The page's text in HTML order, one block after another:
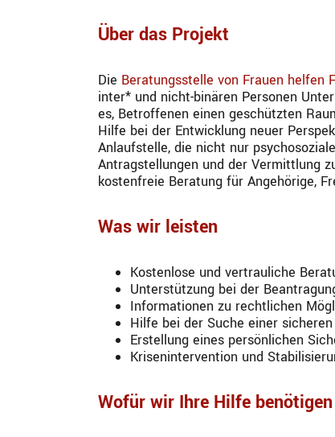
Über das Projekt
Die Beratungsstelle von Frauen helfen
inter* und nicht-binären Personen
es, Betroffenen einen geschützten
Hilfe bei der Entwicklung neuer
Anlaufstelle, die nicht nur
Antragstellungen und der Vermittlung
kostenfreie Beratung für Angehörige,
Was wir leisten
Kostenlose und vertrauliche
Unterstützung bei der
Informationen zu rechtlichen
Hilfe bei der Suche einer
Erstellung eines persönlichen
Krisenintervention und
Wofür wir Ihre Hilfe benötigen